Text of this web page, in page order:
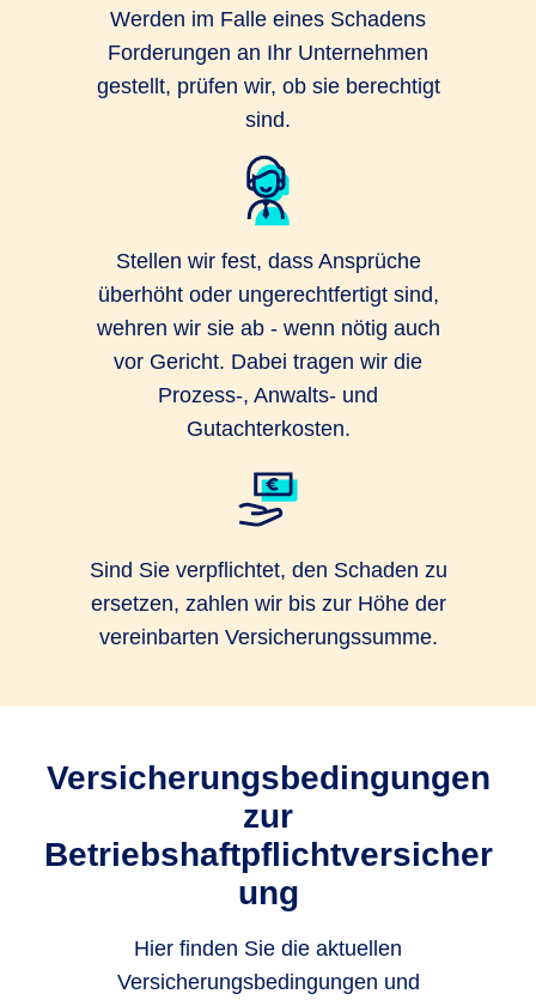
Werden im Falle eines Schadens
Forderungen an Ihr Unternehmen
gestellt, prüfen wir, ob sie berechtigt
sind.
Stellen wir fest, dass Ansprüche
überhöht oder ungerechtfertigt sind,
wehren wir sie ab - wenn nötig auch
vor Gericht. Dabei tragen wir die
Prozess-, Anwalts- und
Gutachterkosten.
Sind Sie verpflichtet, den Schaden zu
ersetzen, zahlen wir bis zur Höhe der
vereinbarten Versicherungssumme.
Versicherungsbedingungen
zur
Betriebshaftpflichtversicher
ung
Hier finden Sie die aktuellen
Versicherungsbedingungen und